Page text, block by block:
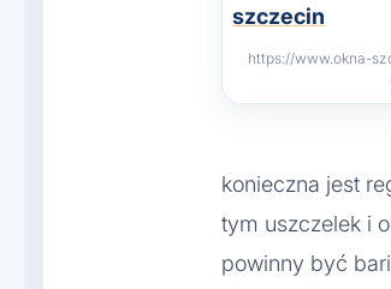
https://www.okna-
konieczna jest
tym uszczelek i
powinny być